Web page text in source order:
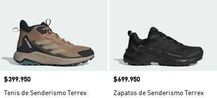
Precio
$399.950
Tenis de Senderismo Terrex
Precio
$699.950
Zapatos de Senderismo Terrex